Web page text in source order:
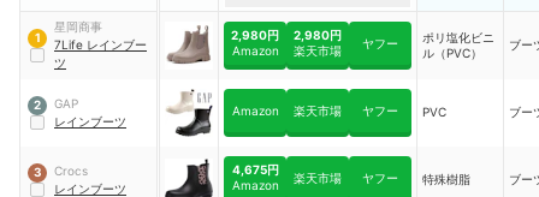
1
星岡商事
7Life レインブー
ツ
2,980円
Amazon
2,980円
楽天市場
ヤフー
ポリ塩化ビニ
ル（PVC）
ブー
2
GAP
レインブーツ
Amazon 楽天市場 ヤフー PVC ブー
3
Crocs
レインブーツ
4,675円
Amazon
楽天市場 ヤフー 特殊樹脂 ブー